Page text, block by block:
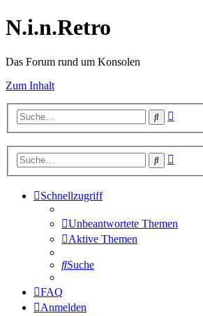
N.i.n.Retro
Das Forum rund um Konsolen
Zum Inhalt
Suche
Suche
Schnellzugriff
Unbeantwortete Themen
Aktive Themen
Suche
FAQ
Anmelden